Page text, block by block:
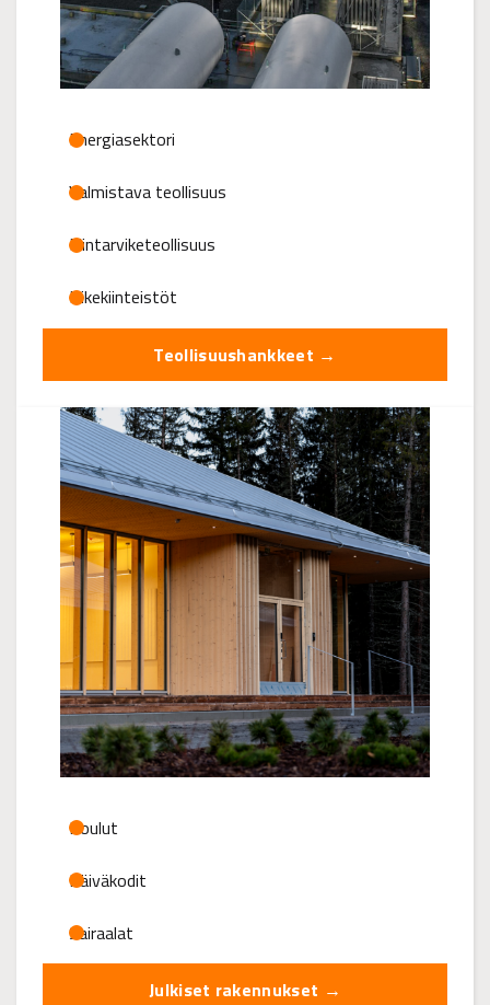
Energiasektori
Valmistava teollisuus
Elintarviketeollisuus
Liikekiinteistöt
Teollisuushankkeet →
Koulut
Päiväkodit
Sairaalat
Julkiset rakennukset →